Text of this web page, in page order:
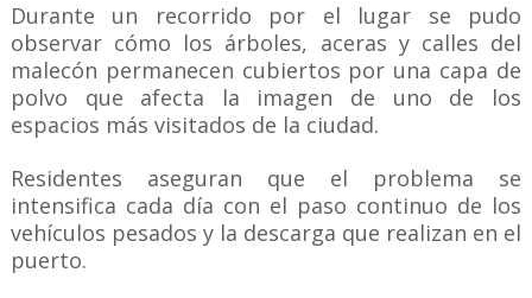
Durante un recorrido por el lugar se pudo
observar cómo los árboles, aceras y calles del
malecón permanecen cubiertos por una capa de
polvo que afecta la imagen de uno de los
espacios más visitados de la ciudad.
Residentes aseguran que el problema se
intensifica cada día con el paso continuo de los
vehículos pesados y la descarga que realizan en el
puerto.